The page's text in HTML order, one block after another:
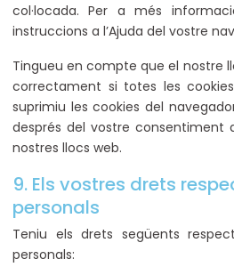
col·locada. Per a més
instruccions a l’Ajuda del vostre
Tingueu en compte que el nostre
correctament si totes les
suprimiu les cookies del
després del vostre consentiment
nostres llocs web.
9. Els vostres drets
personals
Teniu els drets següents
personals: